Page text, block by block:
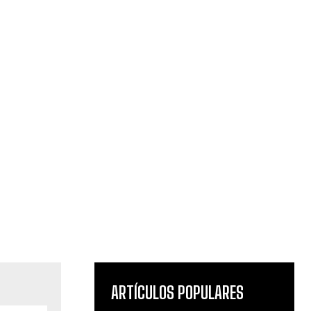
ARTÍCULOS POPULARES